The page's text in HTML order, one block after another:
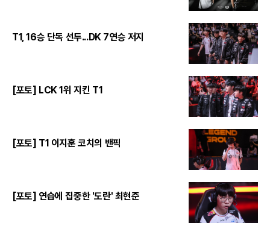
T1, 16승 단독 선두...DK 7연승 저지
[포토] LCK 1위 지킨 T1
[포토] T1 이지훈 코치의 밴픽
[포토] 연습에 집중한 '도란' 최현준